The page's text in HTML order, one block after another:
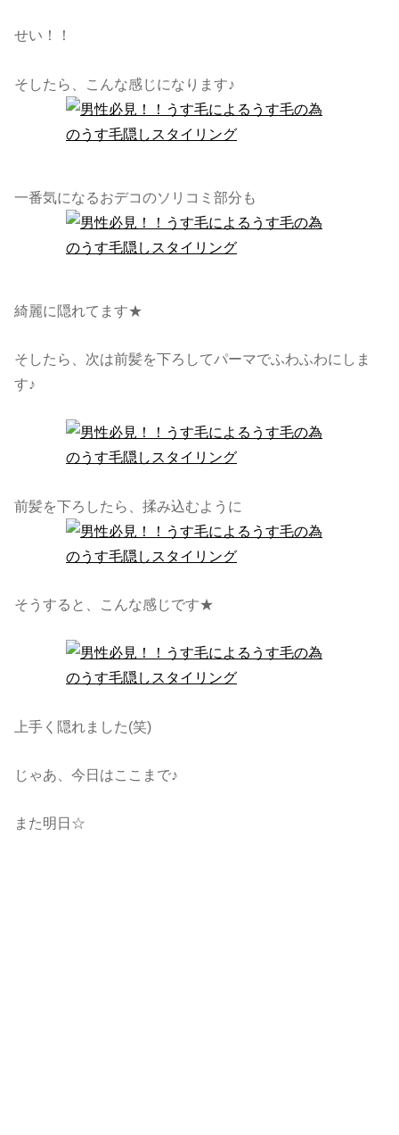
せい！！
そしたら、こんな感じになります♪
一番気になるおデコのソリコミ部分も
綺麗に隠れてます★
そしたら、次は前髪を下ろしてパーマでふわふわにしま
す♪
前髪を下ろしたら、揉み込むように
そうすると、こんな感じです★
上手く隠れました(笑)
じゃあ、今日はここまで♪
また明日☆